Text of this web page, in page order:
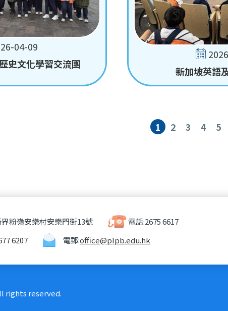
04-09
史文化學習交流團
新加坡英語
目
1
頁
2
頁
3
頁
4
頁
5
粉嶺安樂村安樂門街13號 電話:2675 6617
6207 電郵:office@plpb.edu.hk
rights reserved.